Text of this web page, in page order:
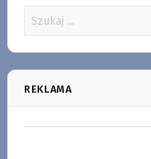
REKLAMA